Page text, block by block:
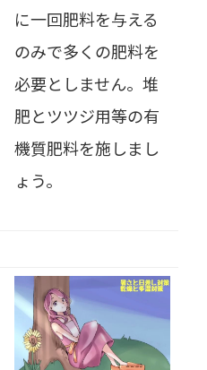
に一回肥料を与える
のみで多くの肥料を
必要としません。堆
肥とツツジ用等の有
機質肥料を施しまし
ょう。